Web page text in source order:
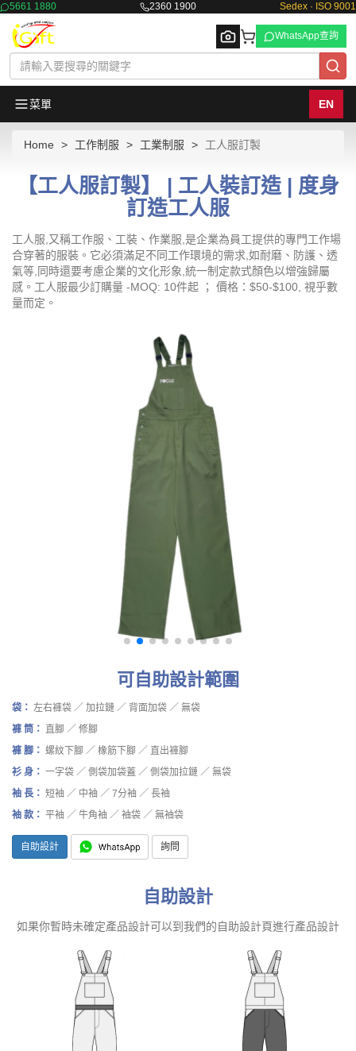
5661 1880 2360 1900 Sedex · ISO 9001
Browse
WhatsApp查詢
菜單 EN
Home 工作制服 工業制服 工人服訂製
【工人服訂製】 | 工人裝訂造 | 度身
訂造工人服
工人服,又稱工作服、工裝、作業服,是企業為員工提供的專門工作場
合穿著的服裝。它必須滿足不同工作環境的需求,如耐磨、防護、透
氣等,同時還要考慮企業的文化形象,統一制定款式顏色以增強歸屬
感。工人服最少訂購量 -MOQ: 10件起 ； 價格：$50-$100, 視乎數
量而定。
可自助設計範圍
袋： 左右褲袋 ／ 加拉鏈 ／ 背面加袋 ／ 無袋
褲 筒：
直腳 ／ 修腳
褲 腳： 螺紋下腳 ／ 橡筋下腳 ／ 直出褲腳
衫 身： 一字袋 ／ 側袋加袋蓋 ／ 側袋加拉鏈 ／ 無袋
袖 長： 短袖 ／ 中袖 ／ 7分袖 ／ 長袖
袖 款： 平袖 ／ 牛角袖 ／ 袖袋 ／ 無袖袋
自助設計 詢問
自助設計
如果你暫時未確定產品設計可以到我們的自助設計頁進行產品設計